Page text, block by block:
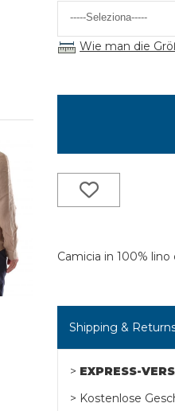
Wie man die
Camicia in 100%
Shipping &
> EXPRESS-
> Kostenlose